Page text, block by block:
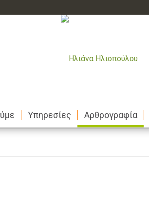
Υπηρεσίες Αρθρογραφία